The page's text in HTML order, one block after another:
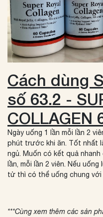
Cách dùng
số 63.2 -
COLLAGEN
Ngày uống 1 lần mỗi lần 2
phút trước khi ăn. Tốt nhất
ngủ. Muốn có kết quả
lần, mỗi lần 2 viên. Nếu
tử thì có thể uống chung với
***Cùng xem thêm các sản